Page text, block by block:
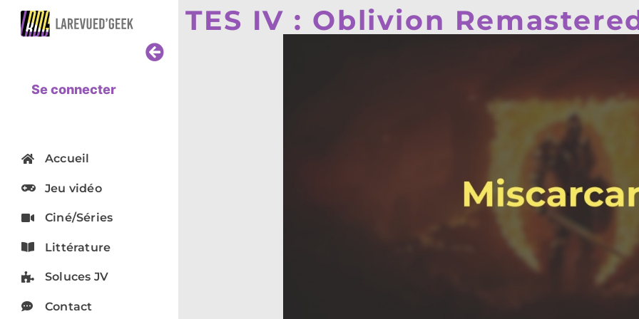
Se connecter
Accueil
Jeu vidéo
Ciné/Séries
Littérature
Soluces JV
Contact
TES IV : Oblivion